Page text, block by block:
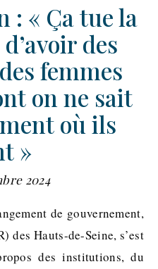
: « Ça tue la
des
femmes
on ne sait
où ils
»
2024
des Hauts-de-Seine, s’est
des institutions, du